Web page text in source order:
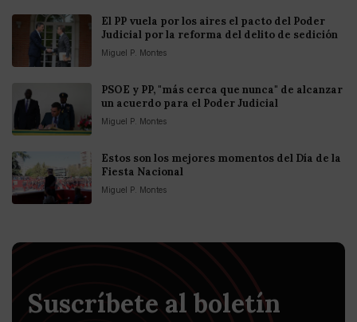
El PP vuela por los aires el pacto del Poder
Judicial por la reforma del delito de sedición
Miguel P. Montes
PSOE y PP, "más cerca que nunca" de alcanzar
un acuerdo para el Poder Judicial
Miguel P. Montes
Estos son los mejores momentos del Día de la
Fiesta Nacional
Miguel P. Montes
Suscríbete al boletín